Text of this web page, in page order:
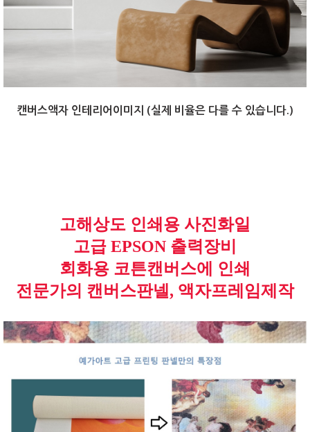
캔버스액자 인테리어이미지 (실제 비율은 다를 수 있습니다.)
고해상도 인쇄용 사진화일
고급 EPSON 출력장비
회화용 코튼캔버스에 인쇄
전문가의 캔버스판넬, 액자프레임제작